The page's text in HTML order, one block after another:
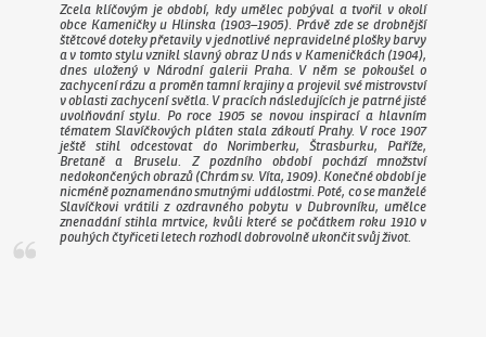
Zcela klíčovým je období, kdy umělec pobýval a tvořil v okolí
obce Kameničky u Hlinska (1903–1905). Právě zde se drobnější
štětcové doteky přetavily v jednotlivé nepravidelné plošky barvy
a v tomto stylu vznikl slavný obraz U nás v Kameničkách (1904),
dnes uložený v Národní galerii Praha. V něm se pokoušel o
zachycení rázu a proměn tamní krajiny a projevil své mistrovství
v oblasti zachycení světla. V pracích následujících je patrné jisté
uvolňování stylu. Po roce 1905 se novou inspirací a hlavním
tématem Slavíčkových pláten stala zákoutí Prahy. V roce 1907
ještě stihl odcestovat do Norimberku, Štrasburku, Paříže,
Bretaně a Bruselu. Z pozdního období pochází množství
nedokončených obrazů (Chrám sv. Víta, 1909). Konečné období je
nicméně poznamenáno smutnými událostmi. Poté, co se manželé
Slavíčkovi vrátili z ozdravného pobytu v Dubrovníku, umělce
znenadání stihla mrtvice, kvůli které se počátkem roku 1910 v
pouhých čtyřiceti letech rozhodl dobrovolně ukončit svůj život.